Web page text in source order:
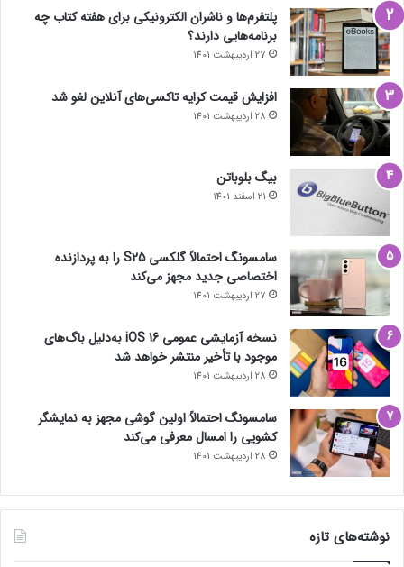
پلتفرم‌ها و ناشران الکترونیکی برای هفته کتاب چه
برنامه‌هایی دارند؟
27 اردیبهشت 1401
افزایش قیمت کرایه تاکسی‌های آنلاین لغو شد
28 اردیبهشت 1401
بیگ بلوباتن
21 اسفند 1401
سامسونگ احتمالاً گلکسی S25 را به پردازنده
اختصاصی جدید مجهز می‌کند
27 اردیبهشت 1401
نسخه آزمایشی عمومی iOS 16 به‌دلیل باگ‌های
موجود با تأخیر منتشر خواهد شد
28 اردیبهشت 1401
سامسونگ احتمالاً اولین گوشی مجهز به نمایشگر
کشویی را امسال معرفی می‌کند
28 اردیبهشت 1401
نوشته‌های تازه